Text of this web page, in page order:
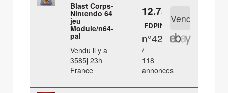
Blast Corps-
Nintendo 64
jeu
Module/n64-
pal
Vendu il y a
3585j 23h
France
12.75 €
FDPIN
n°42
/
118
annonces